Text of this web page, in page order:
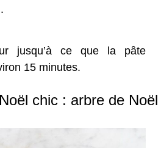
jusqu’à ce que la pâte
15 minutes.
chic : arbre de Noël